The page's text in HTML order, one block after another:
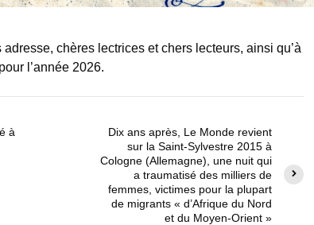
adresse, chères lectrices et chers lecteurs, ainsi qu’à
l’année 2026.
à
Dix ans après, Le Monde revient
sur la Saint-Sylvestre 2015 à
Cologne (Allemagne), une nuit qui
a traumatisé des milliers de
femmes, victimes pour la plupart
de migrants « d’Afrique du Nord
et du Moyen-Orient »